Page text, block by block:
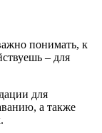
понимать, к
– для
для
а также